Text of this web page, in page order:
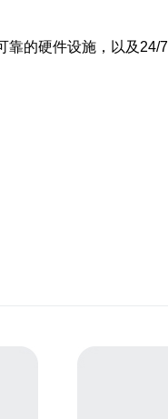
的硬件设施，以及